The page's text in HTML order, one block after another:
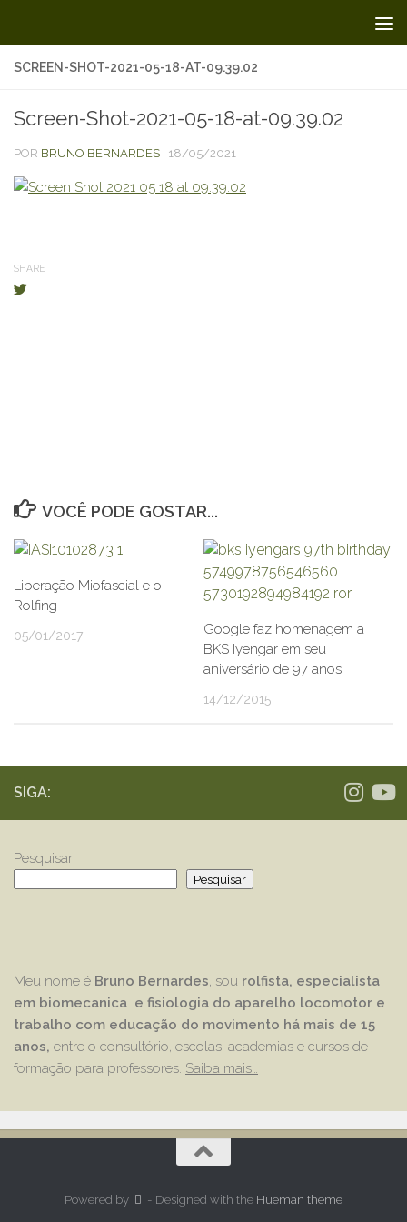
SCREEN-SHOT-2021-05-18-AT-09.39.02
Screen-Shot-2021-05-18-at-09.39.02
POR BRUNO BERNARDES · 18/05/2021
SHARE
VOCÊ PODE GOSTAR...
Liberação Miofascial e o
Rolfing
05/01/2017
Google faz homenagem a
BKS Iyengar em seu
aniversário de 97 anos
14/12/2015
SIGA:
Pesquisar
Pesquisar
Meu nome é Bruno Bernardes, sou rolfista, especialista
em biomecanica e fisiologia do aparelho locomotor e
trabalho com educação do movimento há mais de 15
anos, entre o consultório, escolas, academias e cursos de
formação para professores. Saiba mais…
Powered by - Designed with the Hueman theme